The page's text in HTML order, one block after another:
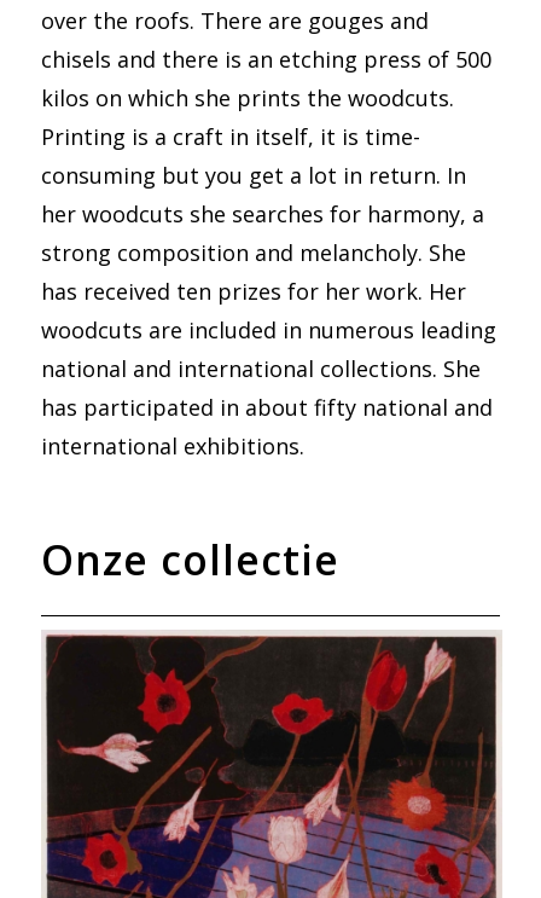
over the roofs. There are gouges and
chisels and there is an etching press of 500
kilos on which she prints the woodcuts.
Printing is a craft in itself, it is time-
consuming but you get a lot in return. In
her woodcuts she searches for harmony, a
strong composition and melancholy. She
has received ten prizes for her work. Her
woodcuts are included in numerous leading
national and international collections. She
has participated in about fifty national and
international exhibitions.
Onze collectie